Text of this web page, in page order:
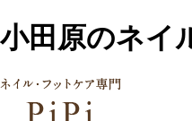
小田原のネイ